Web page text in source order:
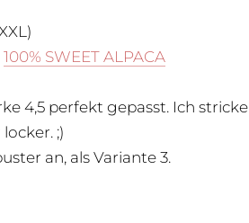
100% SWEET ALPACA
4,5 perfekt gepasst. Ich stricke
;)
an, als Variante 3.